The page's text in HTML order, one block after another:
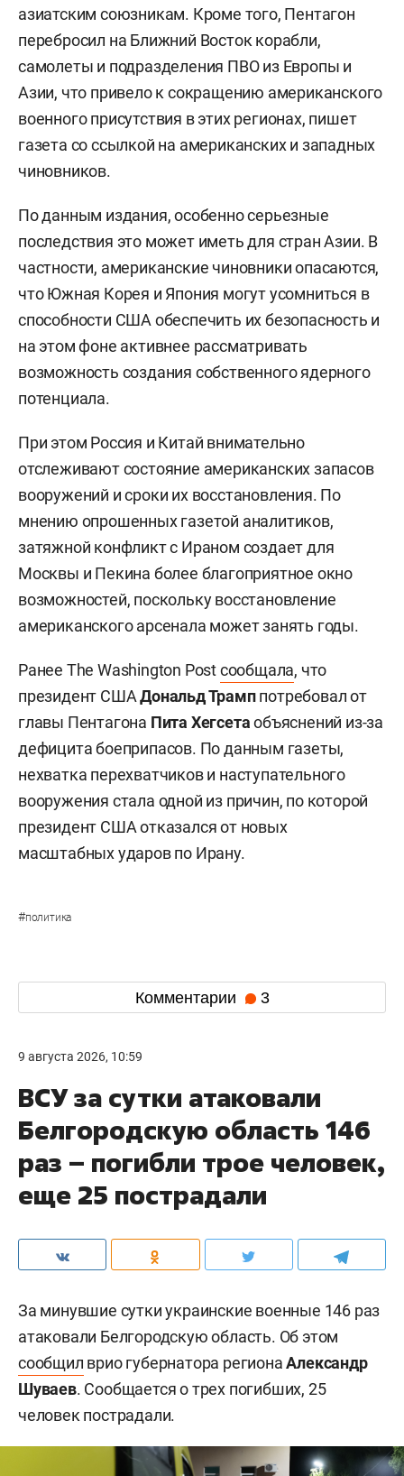
азиатским союзникам. Кроме того, Пентагон
перебросил на Ближний Восток корабли,
самолеты и подразделения ПВО из Европы и
Азии, что привело к сокращению американского
военного присутствия в этих регионах, пишет
газета со ссылкой на американских и западных
чиновников.
По данным издания, особенно серьезные
последствия это может иметь для стран Азии. В
частности, американские чиновники опасаются,
что Южная Корея и Япония могут усомниться в
способности США обеспечить их безопасность и
на этом фоне активнее рассматривать
возможность создания собственного ядерного
потенциала.
При этом Россия и Китай внимательно
отслеживают состояние американских запасов
вооружений и сроки их восстановления. По
мнению опрошенных газетой аналитиков,
затяжной конфликт с Ираном создает для
Москвы и Пекина более благоприятное окно
возможностей, поскольку восстановление
американского арсенала может занять годы.
Ранее The Washington Postсообщала, что
президент СШАДональд Трамппотребовал от
главы Пентагона Пита Хегсетаобъяснений из-за
дефицита боеприпасов. По данным газеты,
нехватка перехватчиков и наступательного
вооружения стала одной из причин, по которой
президент США отказался от новых
масштабных ударов по Ирану.
#политика
Комментарии 3
9 августа 2026, 10:59
ВСУ за сутки атаковали
Белгородскую область 146
раз – погибли трое человек,
еще 25 пострадали
За минувшие сутки украинские военные 146 раз
атаковали Белгородскую область. Об этом
сообщил врио губернатора регионаАлександр
Шуваев. Сообщается о трех погибших, 25
человек пострадали.